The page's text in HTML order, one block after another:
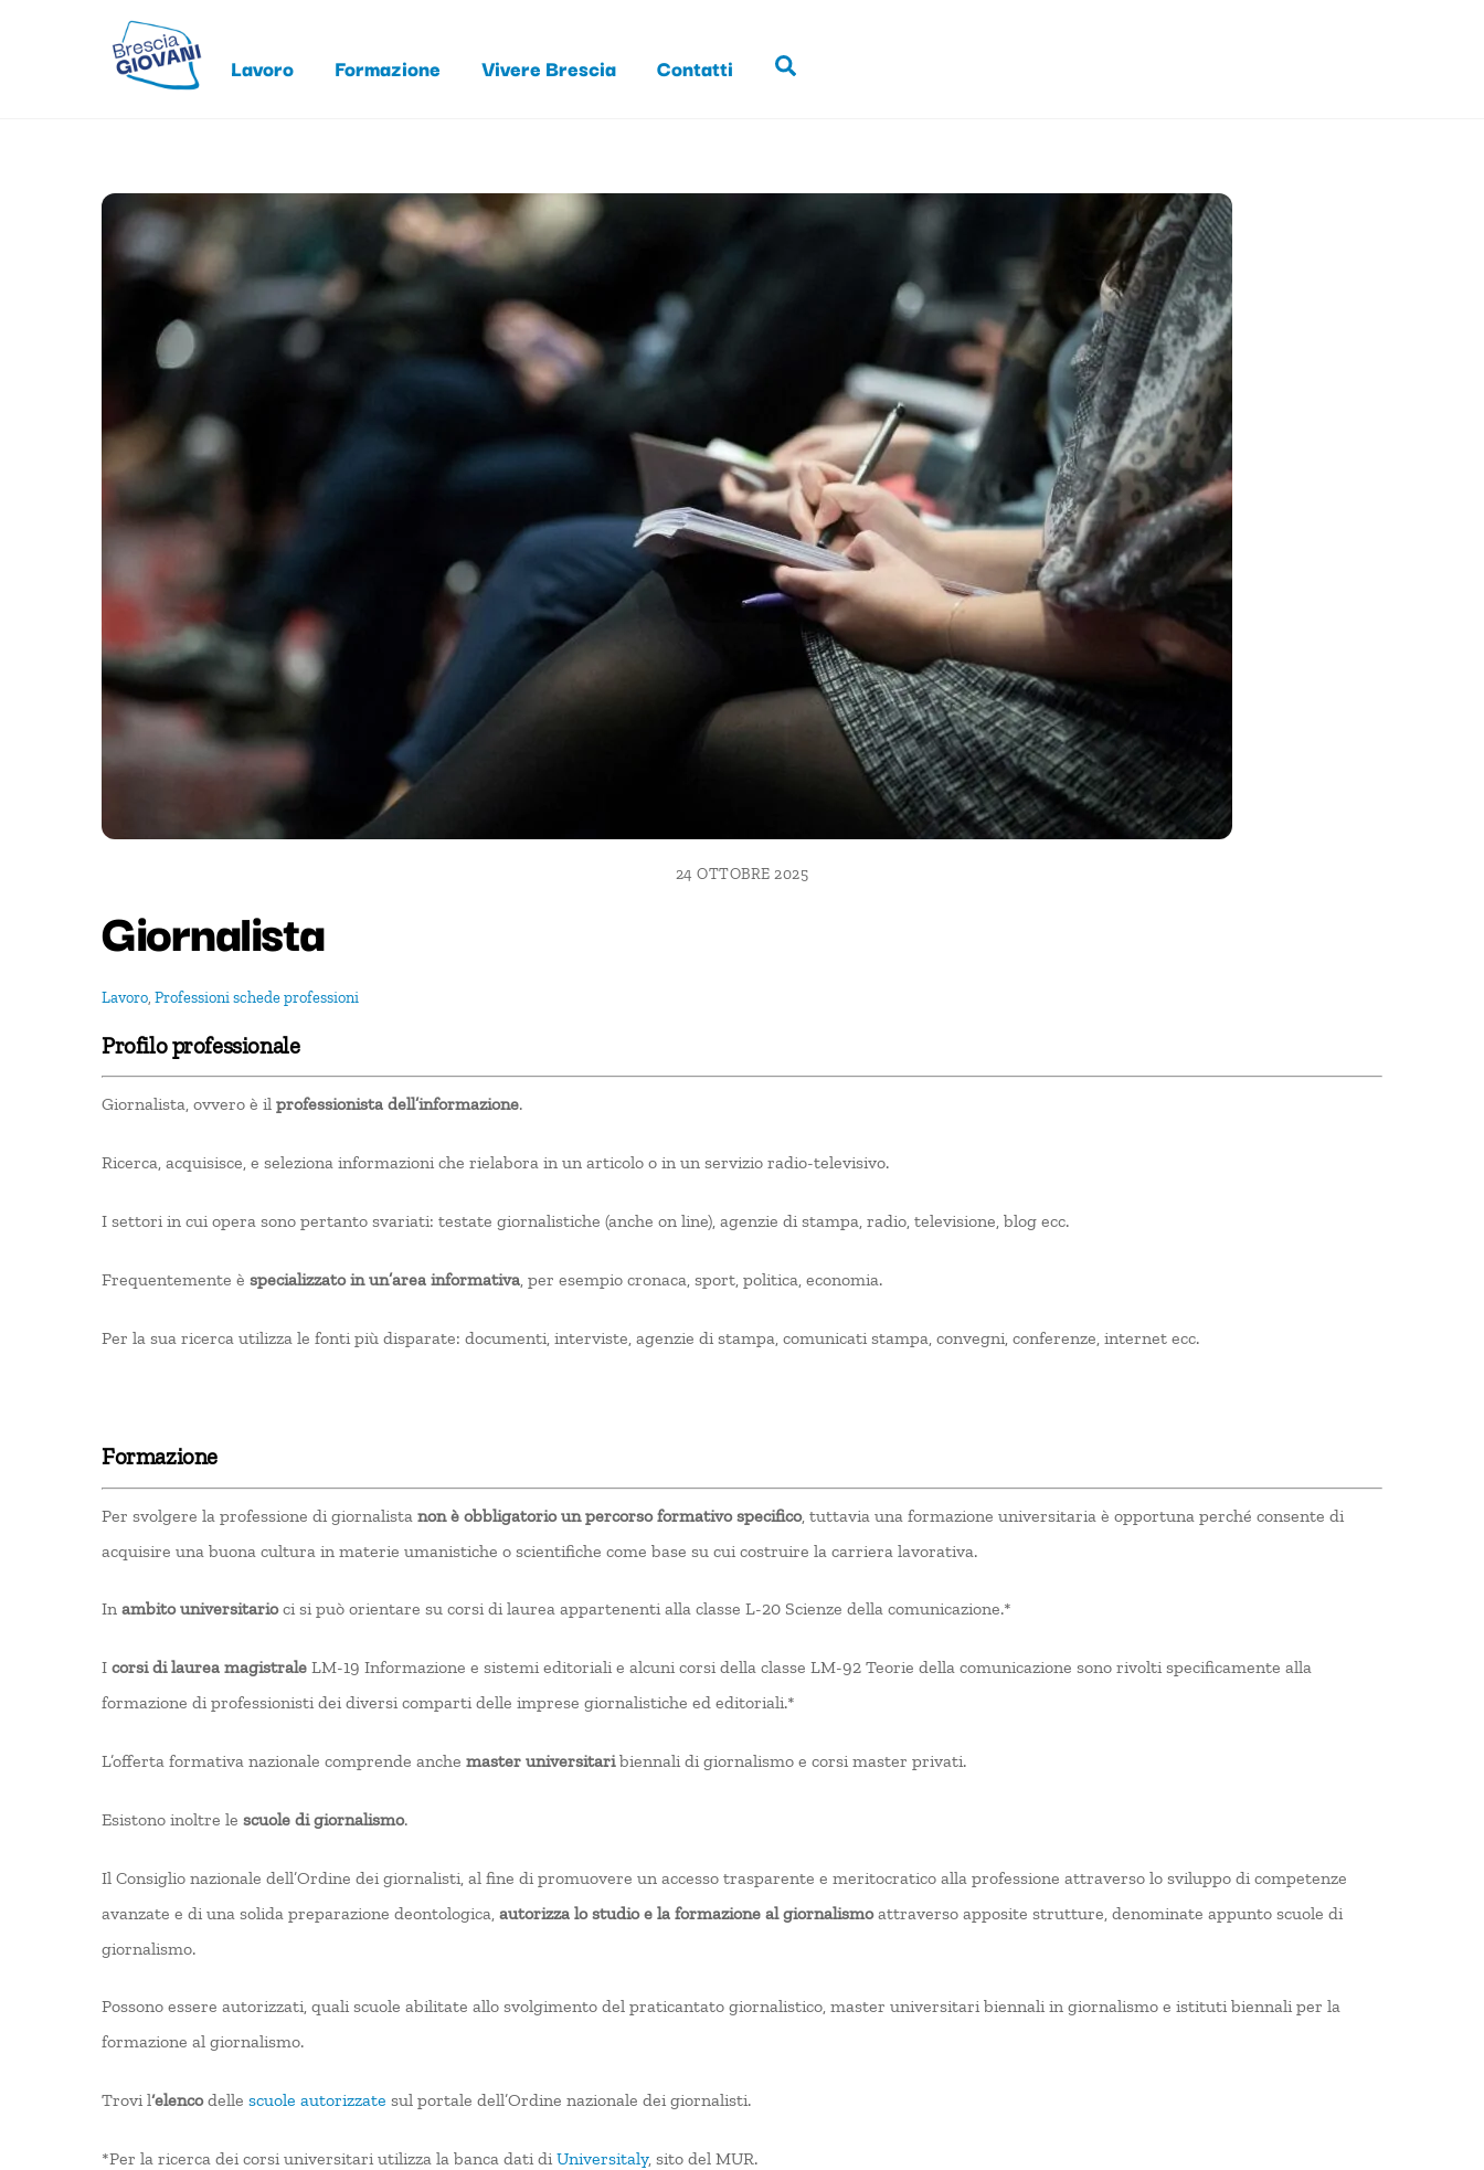
Lavoro Formazione Vivere Brescia Contatti
24 OTTOBRE 2025
Giornalista
Lavoro, Professionischede professioni
Profilo professionale
Giornalista, ovvero è il professionista dell’informazione.
Ricerca, acquisisce, e seleziona informazioni che rielabora in un articolo o in un servizio radio-televisivo.
I settori in cui opera sono pertanto svariati: testate giornalistiche (anche on line), agenzie di stampa, radio, televisione, blog ecc.
Frequentemente è specializzato in un’area informativa , per esempio cronaca, sport, politica, economia.
Per la sua ricerca utilizza le fonti più disparate: documenti, interviste, agenzie di stampa, comunicati stampa, convegni, conferenze, internet ecc.
Formazione
Per svolgere la professione di giornalista non è obbligatorio un percorso formativo specifico, tuttavia una formazione universitaria è opportuna perché consente di
acquisire una buona cultura in materie umanistiche o scientifiche come base su cui costruire la carriera lavorativa.
In ambito universitarioci si può orientare su corsi di laurea appartenenti alla classe L-20 Scienze della comunicazione.*
I corsi di laurea magistrale LM-19 Informazione e sistemi editoriali e alcuni corsi della classe LM-92 Teorie della comunicazione sono rivolti specificamente alla
formazione di professionisti dei diversi comparti delle imprese giornalistiche ed editoriali.*
L’offerta formativa nazionale comprende anche master universitaribiennali di giornalismo e corsi master privati.
Esistono inoltre le scuole di giornalismo.
Il Consiglio nazionale dell’Ordine dei giornalisti, al fine di promuovere un accesso trasparente e meritocratico alla professione attraverso lo sviluppo di competenze
avanzate e di una solida preparazione deontologica, autorizza lo studio e la formazione al giornalismoattraverso apposite strutture, denominate appunto scuole di
giornalismo.
Possono essere autorizzati, quali scuole abilitate allo svolgimento del praticantato giornalistico, master universitari biennali in giornalismo e istituti biennali per la
formazione al giornalismo.
Trovi l‘elencodelle scuole autorizzate sul portale dell’Ordine nazionale dei giornalisti.
*Per la ricerca dei corsi universitari utilizza la banca dati di Universitaly, sito del MUR.